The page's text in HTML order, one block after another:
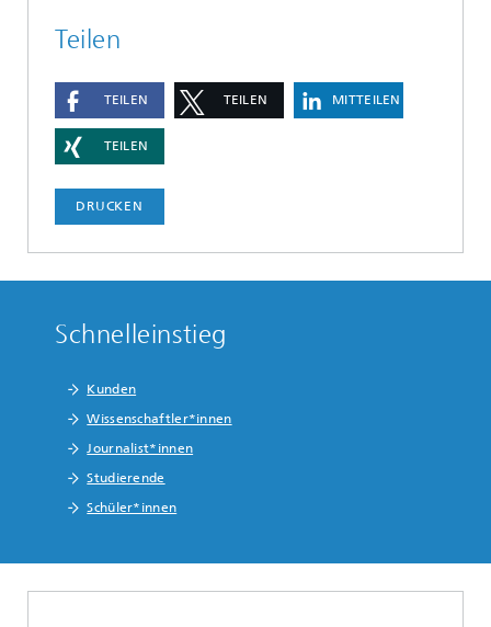
Teilen
TEILEN TEILEN MITTEILEN
TEILEN
DRUCKEN
Schnelleinstieg
Kunden
Wissenschaftler*innen
Journalist*innen
Studierende
Schüler*innen